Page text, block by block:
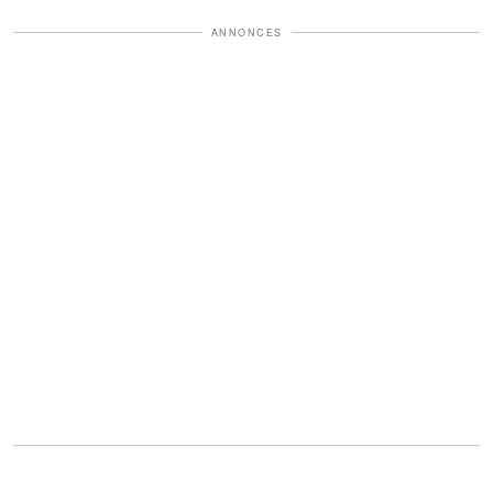
ANNONCES